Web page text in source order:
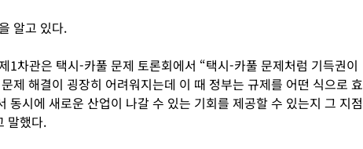
알고 있다.
1차관은 택시-카풀 문제 토론회에서 “택시-카풀 문제처럼 기득권이
제 해결이 굉장히 어려워지는데 이 때 정부는 규제를 어떤 식으로 효
동시에 새로운 산업이 나갈 수 있는 기회를 제공할 수 있는지 그 지점
말했다.